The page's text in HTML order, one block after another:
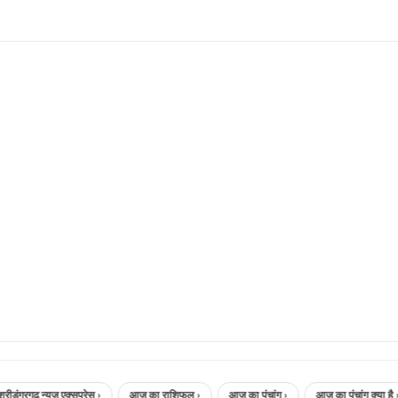
न्यूज़ एक्सप्रेस › आज का राशिफल › आज का पंचांग › आज का पंचांग क्या है ›